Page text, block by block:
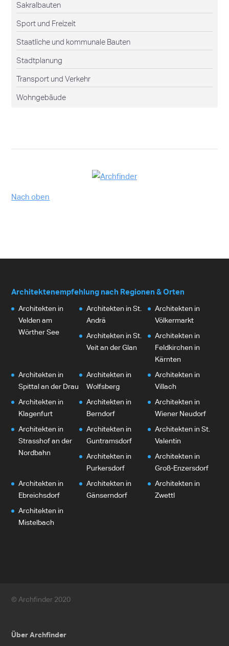
Sakralbauten
Sport und Freizeit
Staatliche und kommunale Bauten
Stadtplanung
Transport und Verkehr
Wohngebäude
Nach oben
Architektenempfehlung nach Regionen & Orten
Architekten in
Velden am
Wörther See
Architekten in St.
Andrä
Architekten in
Völkermarkt
Architekten in St.
Veit an der Glan
Architekten in
Feldkirchen in
Kärnten
Architekten in
Spittal an der Drau
Architekten in
Wolfsberg
Architekten in
Villach
Architekten in
Klagenfurt
Architekten in
Berndorf
Architekten in
Wiener Neudorf
Architekten in
Strasshof an der
Nordbahn
Architekten in
Guntramsdorf
Architekten in St.
Valentin
Architekten in
Purkersdorf
Architekten in
Groß-Enzersdorf
Architekten in
Ebreichsdorf
Architekten in
Gänserndorf
Architekten in
Zwettl
Architekten in
Mistelbach
© Archfinder 2020
Über Archfinder